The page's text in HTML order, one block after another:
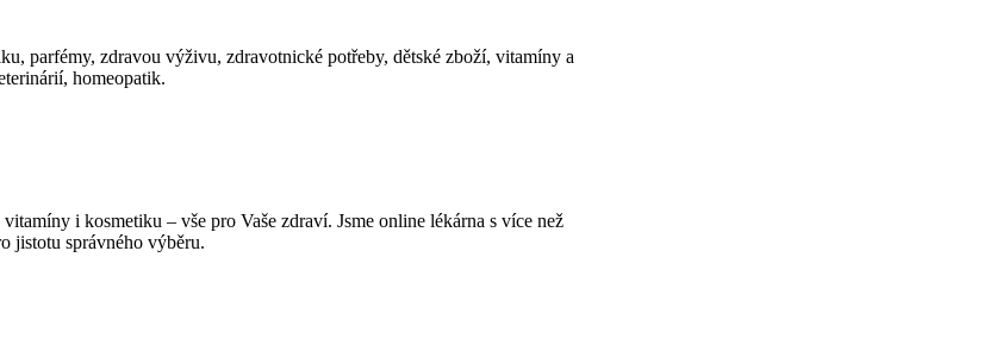
parfémy, zdravou výživu, zdravotnické potřeby, dětské zboží, vitamíny a
homeopatik.
i kosmetiku – vše pro Vaše zdraví. Jsme online lékárna s více než
jistotu správného výběru.